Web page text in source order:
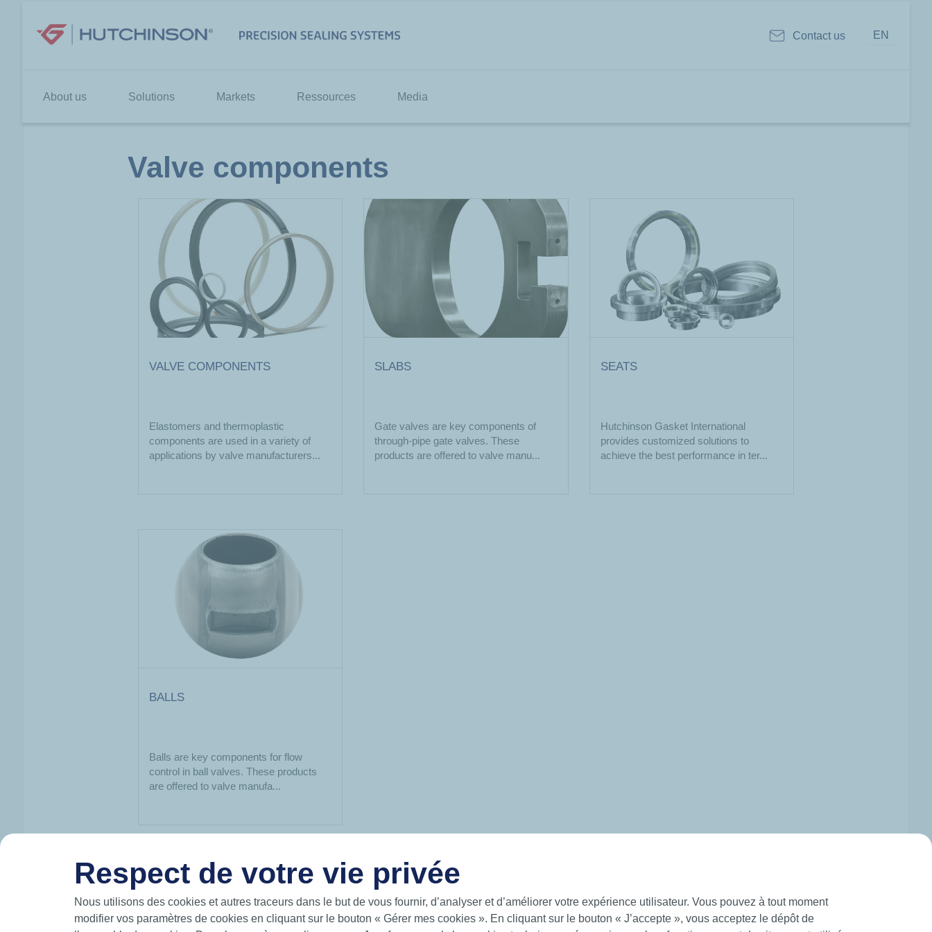
Contact us EN
About us Solutions Markets Ressources Media
Valve components
VALVE COMPONENTS
Elastomers and thermoplastic
components are used in a variety of
applications by valve manufacturers...
SLABS
Gate valves are key components of
through-pipe gate valves. These
products are offered to valve manu...
SEATS
Hutchinson Gasket International
provides customized solutions to
achieve the best performance in ter...
BALLS
Balls are key components for flow
control in ball valves. These products
are offered to valve manufa...
HUTCHINSON IN BRIEF
Hutchinson designs and manufactures intelligent solutions for a world on the
USEFUL LINKS
Respect de votre vie privée
Nous utilisons des cookies et autres traceurs dans le but de vous fournir, d’analyser et d’améliorer votre expérience utilisateur. Vous pouvez à tout moment
modifier vos paramètres de cookies en cliquant sur le bouton « Gérer mes cookies ». En cliquant sur le bouton « J’accepte », vous acceptez le dépôt de